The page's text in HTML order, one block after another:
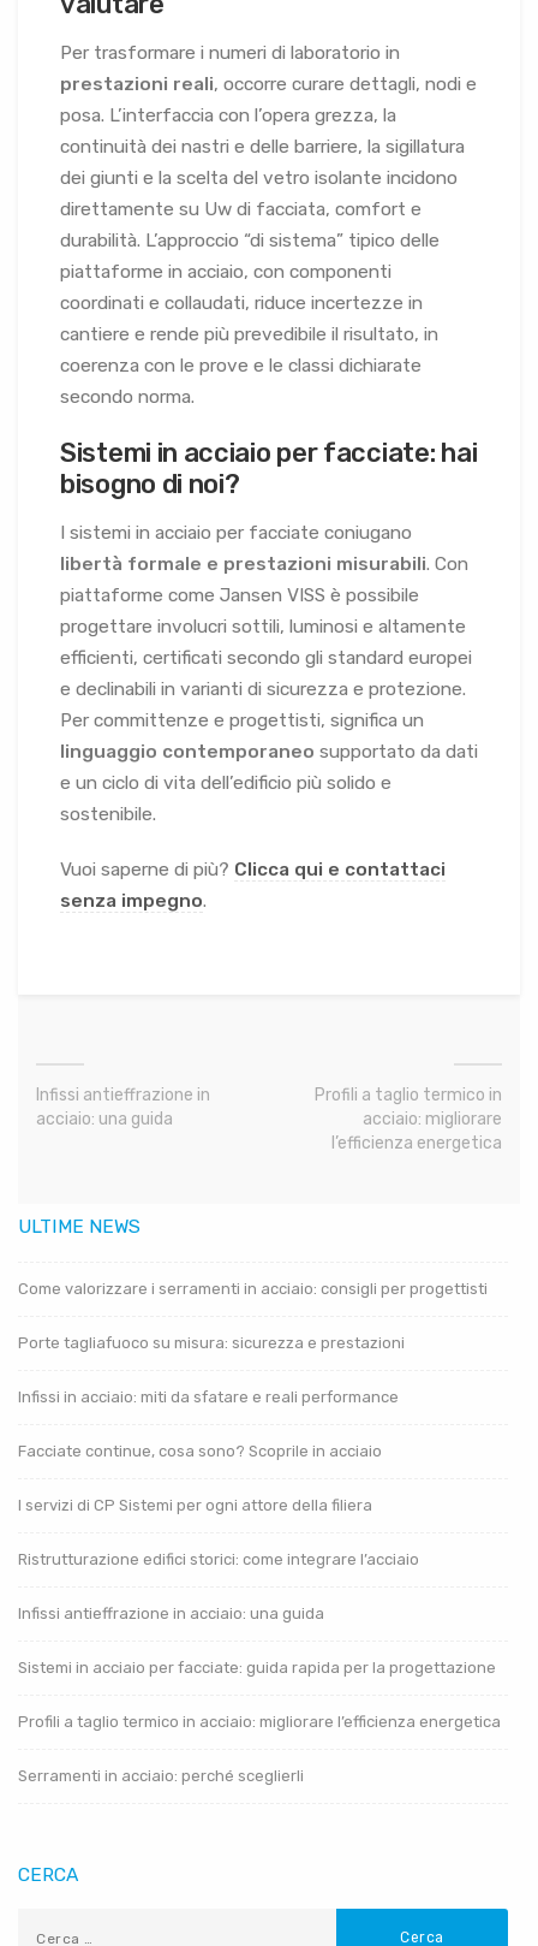
Per trasformare i numeri di laboratorio in
prestazioni reali, occorre curare dettagli, nodi e
posa. L’interfaccia con l’opera grezza, la
continuità dei nastri e delle barriere, la sigillatura
dei giunti e la scelta del vetro isolante incidono
direttamente su Uw di facciata, comfort e
durabilità. L’approccio “di sistema” tipico delle
piattaforme in acciaio, con componenti
coordinati e collaudati, riduce incertezze in
cantiere e rende più prevedibile il risultato, in
coerenza con le prove e le classi dichiarate
secondo norma.
Sistemi in acciaio per facciate: hai
bisogno di noi?
I sistemi in acciaio per facciate coniugano
libertà formale e prestazioni misurabili. Con
piattaforme come Jansen VISS è possibile
progettare involucri sottili, luminosi e altamente
efficienti, certificati secondo gli standard europei
e declinabili in varianti di sicurezza e protezione.
Per committenze e progettisti, significa un
linguaggio contemporaneo supportato da dati
e un ciclo di vita dell’edificio più solido e
sostenibile.
Vuoi saperne di più? Clicca qui e contattaci
senza impegno.
Infissi antieffrazione in
acciaio: una guida
Profili a taglio termico in
acciaio: migliorare
l’efficienza energetica
ULTIME NEWS
Come valorizzare i serramenti in acciaio: consigli per progettisti
Porte tagliafuoco su misura: sicurezza e prestazioni
Infissi in acciaio: miti da sfatare e reali performance
Facciate continue, cosa sono? Scoprile in acciaio
I servizi di CP Sistemi per ogni attore della filiera
Ristrutturazione edifici storici: come integrare l’acciaio
Infissi antieffrazione in acciaio: una guida
Sistemi in acciaio per facciate: guida rapida per la progettazione
Profili a taglio termico in acciaio: migliorare l’efficienza energetica
Serramenti in acciaio: perché sceglierli
CERCA